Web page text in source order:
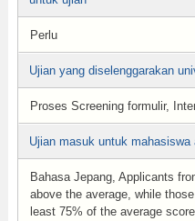
Perlu
Ujian yang diselenggarakan
Proses Screening formulir,
Ujian masuk untuk
Bahasa Jepang, Applicants
above the average, while
least 75% of the average